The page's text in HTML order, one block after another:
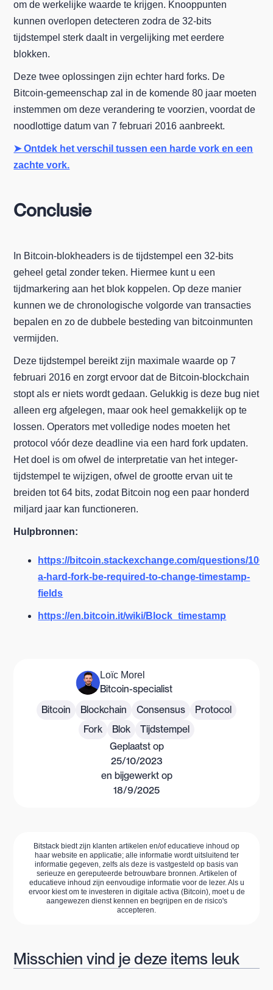
om de werkelijke waarde te krijgen. Knooppunten
kunnen overlopen detecteren zodra de 32-bits
tijdstempel sterk daalt in vergelijking met eerdere
blokken.
Deze twee oplossingen zijn echter hard forks. De
Bitcoin-gemeenschap zal in de komende 80 jaar moeten
instemmen om deze verandering te voorzien, voordat de
noodlottige datum van 7 februari 2016 aanbreekt.
➤ Ontdek het verschil tussen een harde vork en een
zachte vork.
Conclusie
In Bitcoin-blokheaders is de tijdstempel een 32-bits
geheel getal zonder teken. Hiermee kunt u een
tijdmarkering aan het blok koppelen. Op deze manier
kunnen we de chronologische volgorde van transacties
bepalen en zo de dubbele besteding van bitcoinmunten
vermijden.
Deze tijdstempel bereikt zijn maximale waarde op 7
februari 2016 en zorgt ervoor dat de Bitcoin-blockchain
stopt als er niets wordt gedaan. Gelukkig is deze bug niet
alleen erg afgelegen, maar ook heel gemakkelijk op te
lossen. Operators met volledige nodes moeten het
protocol vóór deze deadline via een hard fork updaten.
Het doel is om ofwel de interpretatie van het integer-
tijdstempel te wijzigen, ofwel de grootte ervan uit te
breiden tot 64 bits, zodat Bitcoin nog een paar honderd
miljard jaar kan functioneren.
Hulpbronnen:
https://bitcoin.stackexchange.com/questions/
a-hard-fork-be-required-to-change-timestamp-
fields
https://en.bitcoin.it/wiki/Block_timestamp
Loïc Morel
Bitcoin-specialist
Bitcoin
Blockchain Consensus
Protocol
Fork
Blok
Tijdstempel
Geplaatst op
25/10/2023
en bijgewerkt op
18/9/2025
Bitstack biedt zijn klanten artikelen en/of educatieve inhoud op
haar website en applicatie; alle informatie wordt uitsluitend ter
informatie gegeven, zelfs als deze is vastgesteld op basis van
serieuze en gereputeerde betrouwbare bronnen. Artikelen of
educatieve inhoud zijn eenvoudige informatie voor de lezer. Als u
ervoor kiest om te investeren in digitale activa (Bitcoin), moet u de
aangewezen dienst kennen en begrijpen en de risico's
accepteren.
Misschien vind je deze items leuk